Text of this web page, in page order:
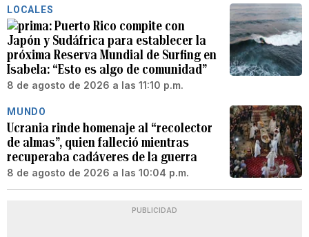
LOCALES
Puerto Rico compite con
Japón y Sudáfrica para establecer la
próxima Reserva Mundial de Surfing en
Isabela: “Esto es algo de comunidad”
8 de agosto de 2026 a las 11:10 p.m.
MUNDO
Ucrania rinde homenaje al “recolector
de almas”, quien falleció mientras
recuperaba cadáveres de la guerra
8 de agosto de 2026 a las 10:04 p.m.
PUBLICIDAD